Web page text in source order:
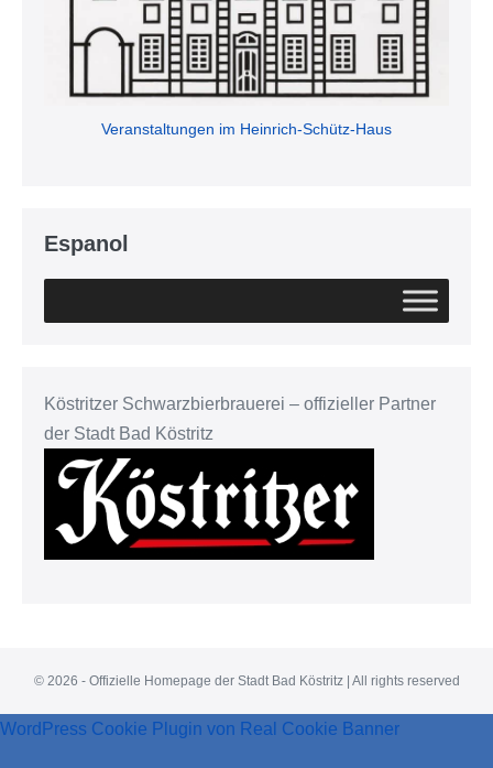
Veranstaltungen im Heinrich-Schütz-Haus
Espanol
Köstritzer Schwarzbierbrauerei – offizieller Partner
der Stadt Bad Köstritz
© 2026 - Offizielle Homepage der Stadt Bad Köstritz | All rights reserved
WordPress Cookie Plugin von Real Cookie Banner